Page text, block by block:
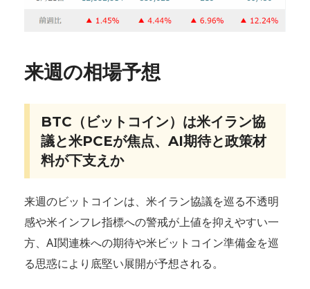
来週の相場予想
BTC（ビットコイン）は米イラン協
議と米PCEが焦点、AI期待と政策材
料が下支えか
来週のビットコインは、米イラン協議を巡る不透明
感や米インフレ指標への警戒が上値を抑えやすい一
方、AI関連株への期待や米ビットコイン準備金を巡
る思惑により底堅い展開が予想される。